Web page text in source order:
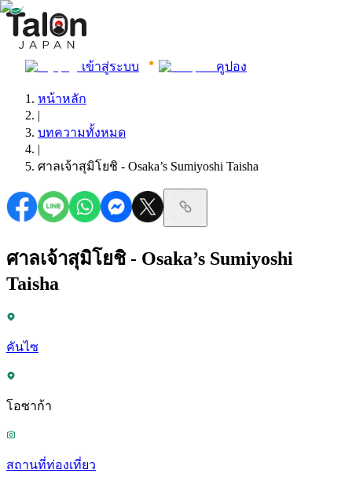
เข้าสู่ระบบ คูปอง
หน้าหลัก
|
บทความทั้งหมด
|
ศาลเจ้าสุมิโยชิ - Osaka’s Sumiyoshi Taisha
ศาลเจ้าสุมิโยชิ - Osaka’s Sumiyoshi
Taisha
คันไซ
โอซาก้า
สถานที่ท่องเที่ยว